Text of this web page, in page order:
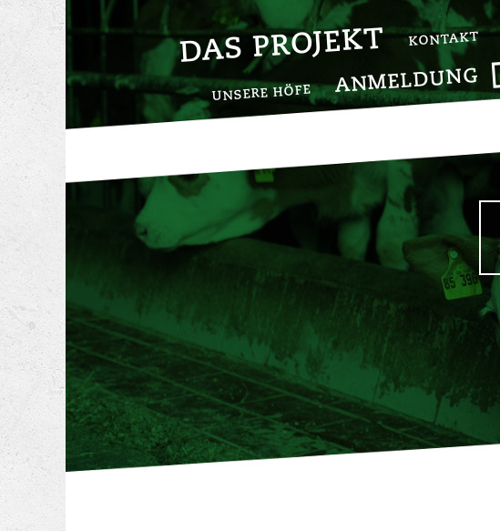
DAS PROJEKT KONTAKT
UNSERE HÖFE ANMELDUNG